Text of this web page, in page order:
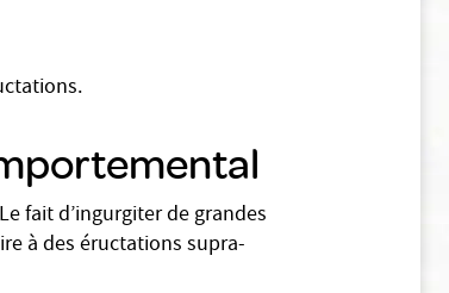
fait d’ingurgiter de grandes
à des éructations supra-